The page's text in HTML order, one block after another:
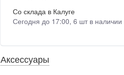
Со склада в Калуге
Сегодня до 17:00, 6 шт в наличии
Аксессуары